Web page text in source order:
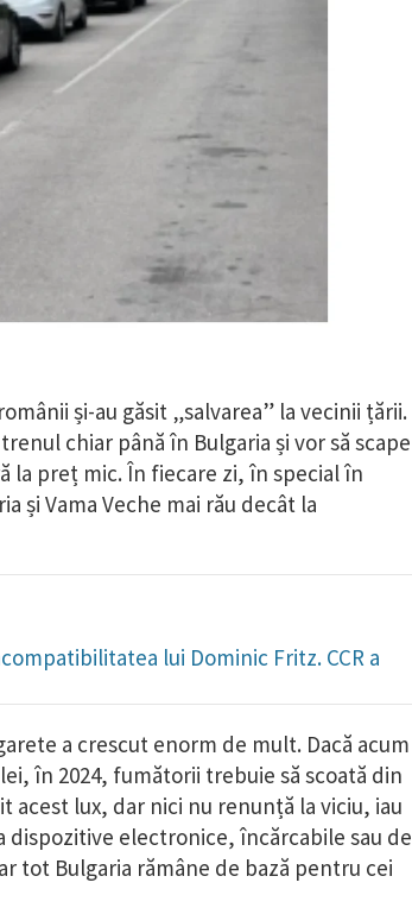
și-au găsit „salvarea” la vecinii țării.
chiar până în Bulgaria și vor să scape
la preț mic. În fiecare zi, în special în
și Vama Veche mai rău decât la
lui Dominic Fritz. CCR a
a crescut enorm de mult. Dacă acum
în 2024, fumătorii trebuie să scoată din
acest lux, dar nici nu renunță la viciu, iau
electronice, încărcabile sau de
tot Bulgaria rămâne de bază pentru cei